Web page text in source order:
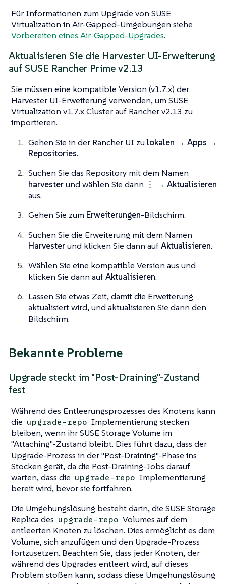
Für Informationen zum Upgrade von SUSE
Virtualization in Air-Gapped-Umgebungen siehe
Vorbereiten eines Air-Gapped-Upgrades.
Aktualisieren Sie die Harvester UI-Erweiterung
auf SUSE Rancher Prime v2.13
Sie müssen eine kompatible Version (v1.7.x) der
Harvester UI-Erweiterung verwenden, um SUSE
Virtualization v1.7.x Cluster auf Rancher v2.13 zu
importieren.
Gehen Sie in der Rancher UI zulokalen → Apps →
Repositories.
Suchen Sie das Repository mit dem Namen
harvesterund wählen Sie dann ⋮ → Aktualisieren
aus.
Gehen Sie zum Erweiterungen-Bildschirm.
Suchen Sie die Erweiterung mit dem Namen
Harvesterund klicken Sie dann aufAktualisieren.
Wählen Sie eine kompatible Version aus und
klicken Sie dann aufAktualisieren.
Lassen Sie etwas Zeit, damit die Erweiterung
aktualisiert wird, und aktualisieren Sie dann den
Bildschirm.
Bekannte Probleme
Upgrade steckt im "Post-Draining"-Zustand
fest
Während des Entleerungsprozesses des Knotens kann
die upgrade-repo Implementierung stecken
bleiben, wenn ihr SUSE Storage Volume im
"Attaching"-Zustand bleibt. Dies führt dazu, dass der
Upgrade-Prozess in der "Post-Draining"-Phase ins
Stocken gerät, da die Post-Draining-Jobs darauf
warten, dass die upgrade-repo Implementierung
bereit wird, bevor sie fortfahren.
Die Umgehungslösung besteht darin, die SUSE Storage
Replica des upgrade-repo Volumes auf dem
entleerten Knoten zu löschen. Dies ermöglicht es dem
Volume, sich anzufügen und den Upgrade-Prozess
fortzusetzen. Beachten Sie, dass jeder Knoten, der
während des Upgrades entleert wird, auf dieses
Problem stoßen kann, sodass diese Umgehungslösung